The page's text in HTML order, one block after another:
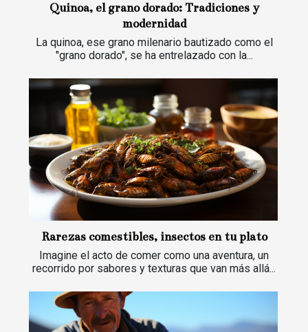
Quinoa, el grano dorado: Tradiciones y
modernidad
La quinoa, ese grano milenario bautizado como el
"grano dorado", se ha entrelazado con la...
Rarezas comestibles, insectos en tu plato
Imagine el acto de comer como una aventura, un
recorrido por sabores y texturas que van más allá...